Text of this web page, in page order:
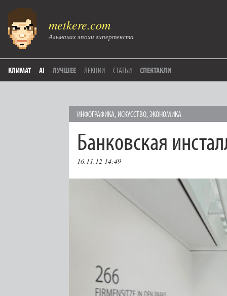
metkere.com
Альманах эпохи гипертекста
КЛИМАТ AI ЛУЧШЕЕ ЛЕКЦИИ СТАТЬИ СПЕКТАКЛИ
ИНФОГРАФИКА, ИСКУССТВО,ЭКОНОМИКА
Банковская
16.11.12 14:49